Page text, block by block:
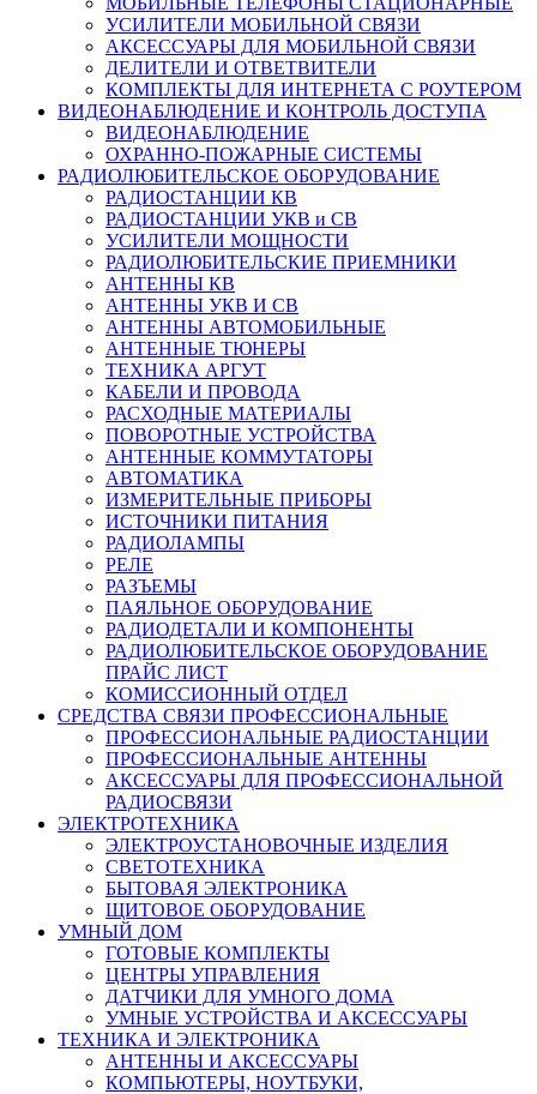
УСИЛИТЕЛИ МОБИЛЬНОЙ СВЯЗИ
АКСЕССУАРЫ ДЛЯ МОБИЛЬНОЙ СВЯЗИ
ДЕЛИТЕЛИ И ОТВЕТВИТЕЛИ
КОМПЛЕКТЫ ДЛЯ ИНТЕРНЕТА С РОУТЕРОМ
ВИДЕОНАБЛЮДЕНИЕ И КОНТРОЛЬ ДОСТУПА
ВИДЕОНАБЛЮДЕНИЕ
ОХРАННО-ПОЖАРНЫЕ СИСТЕМЫ
РАДИОЛЮБИТЕЛЬСКОЕ ОБОРУДОВАНИЕ
РАДИОСТАНЦИИ КВ
РАДИОСТАНЦИИ УКВ и СВ
УСИЛИТЕЛИ МОЩНОСТИ
РАДИОЛЮБИТЕЛЬСКИЕ ПРИЕМНИКИ
АНТЕННЫ КВ
АНТЕННЫ УКВ И СВ
АНТЕННЫ АВТОМОБИЛЬНЫЕ
АНТЕННЫЕ ТЮНЕРЫ
ТЕХНИКА АРГУТ
КАБЕЛИ И ПРОВОДА
РАСХОДНЫЕ МАТЕРИАЛЫ
ПОВОРОТНЫЕ УСТРОЙСТВА
АНТЕННЫЕ КОММУТАТОРЫ
АВТОМАТИКА
ИЗМЕРИТЕЛЬНЫЕ ПРИБОРЫ
ИСТОЧНИКИ ПИТАНИЯ
РАДИОЛАМПЫ
РЕЛЕ
РАЗЪЕМЫ
ПАЯЛЬНОЕ ОБОРУДОВАНИЕ
РАДИОДЕТАЛИ И КОМПОНЕНТЫ
РАДИОЛЮБИТЕЛЬСКОЕ ОБОРУДОВАНИЕ
ПРАЙС ЛИСТ
КОМИССИОННЫЙ ОТДЕЛ
СРЕДСТВА СВЯЗИ ПРОФЕССИОНАЛЬНЫЕ
ПРОФЕССИОНАЛЬНЫЕ РАДИОСТАНЦИИ
ПРОФЕССИОНАЛЬНЫЕ АНТЕННЫ
АКСЕССУАРЫ ДЛЯ ПРОФЕССИОНАЛЬНОЙ
РАДИОСВЯЗИ
ЭЛЕКТРОТЕХНИКА
ЭЛЕКТРОУСТАНОВОЧНЫЕ ИЗДЕЛИЯ
СВЕТОТЕХНИКА
БЫТОВАЯ ЭЛЕКТРОНИКА
ЩИТОВОЕ ОБОРУДОВАНИЕ
УМНЫЙ ДОМ
ГОТОВЫЕ КОМПЛЕКТЫ
ЦЕНТРЫ УПРАВЛЕНИЯ
ДАТЧИКИ ДЛЯ УМНОГО ДОМА
УМНЫЕ УСТРОЙСТВА И АКСЕССУАРЫ
ТЕХНИКА И ЭЛЕКТРОНИКА
АНТЕННЫ И АКСЕССУАРЫ
КОМПЬЮТЕРЫ, НОУТБУКИ,